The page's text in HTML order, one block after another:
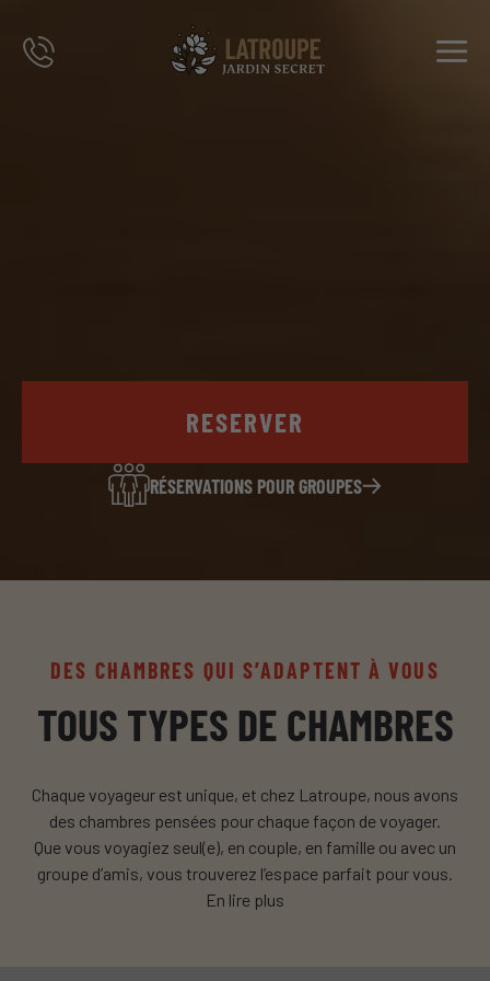
RESERVER
RÉSERVATIONS POUR GROUPES
DES CHAMBRES QUI S’ADAPTENT À VOUS
TOUS TYPES DE CHAMBRES
Chaque voyageur est unique, et chez Latroupe, nous avons
des chambres pensées pour chaque façon de voyager.
Que vous voyagiez seul(e), en couple, en famille ou avec un
groupe d’amis, vous trouverez l’espace parfait pour vous.
En lire plus